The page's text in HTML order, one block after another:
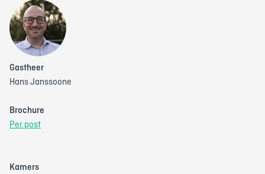
Gastheer
Hans Janssoone
Brochure
Per post
Kamers